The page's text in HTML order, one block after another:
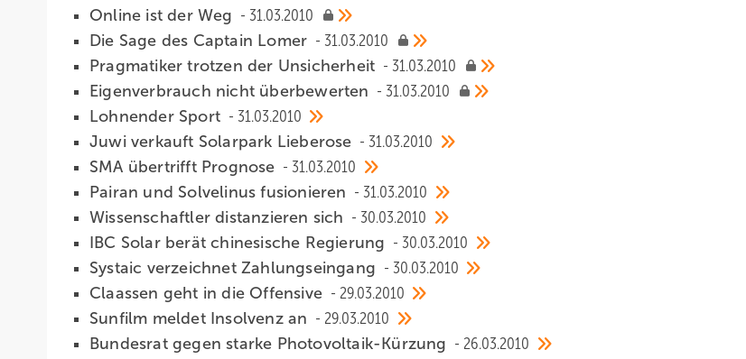
Online ist der Weg
31.03.2010
Die Sage des Captain Lomer
31.03.2010
Pragmatiker trotzen der Unsicherheit
31.03.2010
Eigenverbrauch nicht überbewerten
31.03.2010
Lohnender Sport
31.03.2010
Juwi verkauft Solarpark Lieberose
31.03.2010
SMA übertrifft Prognose
31.03.2010
Pairan und Solvelinus fusionieren
31.03.2010
Wissenschaftler distanzieren sich
30.03.2010
IBC Solar berät chinesische Regierung
30.03.2010
Systaic verzeichnet Zahlungseingang
30.03.2010
Claassen geht in die Offensive
29.03.2010
Sunfilm meldet Insolvenz an
29.03.2010
Bundesrat gegen starke Photovoltaik-Kürzung
26.03.2010